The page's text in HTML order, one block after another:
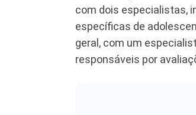
com dois especialistas,
específicas de
geral, com um
responsáveis por